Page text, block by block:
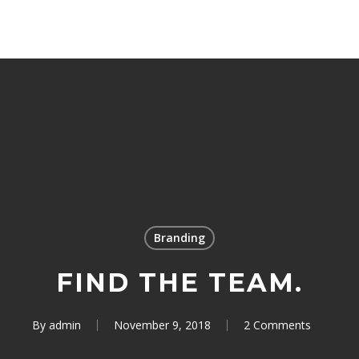
Branding
FIND THE TEAM.
By admin November 9, 2018 2 Comments